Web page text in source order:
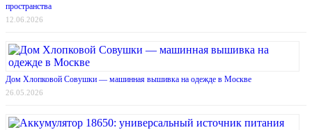
пространства
12.06.2026
Дом Хлопковой Совушки — машинная вышивка на одежде в Москве
26.05.2026